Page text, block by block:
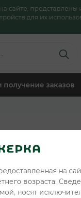
для их
получение заказов
на
возраста.
носят